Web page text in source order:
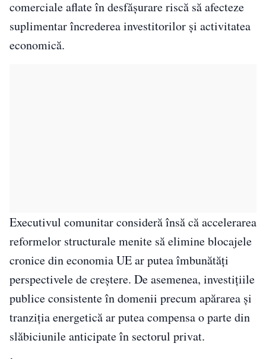
comerciale aflate în desfăşurare riscă să afecteze
suplimentar încrederea investitorilor şi activitatea
economică.
Executivul comunitar consideră însă că accelerarea
reformelor structurale menite să elimine blocajele
cronice din economia UE ar putea îmbunătăţi
perspectivele de creştere. De asemenea, investiţiile
publice consistente în domenii precum apărarea şi
tranziţia energetică ar putea compensa o parte din
slăbiciunile anticipate în sectorul privat.